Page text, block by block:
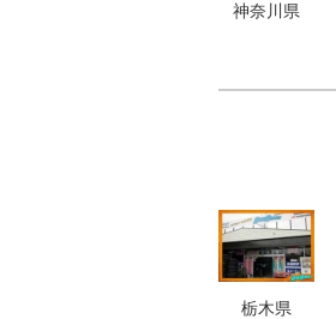
神奈川県
栃木県